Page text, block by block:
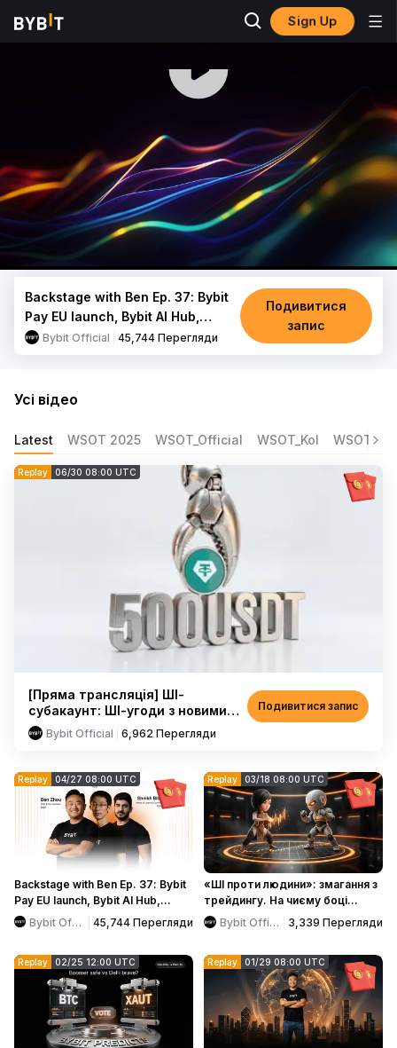
Sign Up
Backstage with Ben Ep. 37: Bybit
Pay EU launch, Bybit AI Hub,
TradFi Combo Bot & more product
updates!
Bybit Official 45,744 Перегляди
Подивитися
запис
Усі відео
Latest WSOT 2025 WSOT_Official WSOT_Kol
Replay 06/30 08:00 UTC
[Пряма трансляція] ШІ-
субакаунт: ШІ-угоди з новими
функціями
Bybit Official 6,962 Перегляди
Подивитися запис
Replay 04/27 08:00 UTC
Backstage with Ben Ep. 37: Bybit
Pay EU launch, Bybit AI Hub,
TradFi Combo Bot & more
product updates!
Bybit Official 45,744 Перегляди
Replay 03/18 08:00 UTC
«ШІ проти людини»: змагання з
трейдингу. На чиєму боці
перевага?
Bybit Official 3,339 Перегляди
Replay 02/25 12:00 UTC Replay 01/29 08:00 UTC